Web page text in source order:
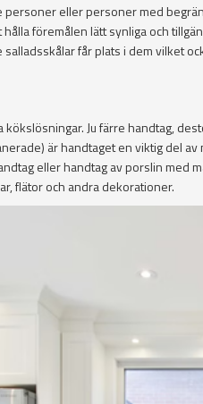
personer eller personer med
föremålen lätt synliga och
får plats i dem vilket
Ju färre handtag,
är handtaget en viktig del
eller handtag av porslin med
flätor och andra dekorationer.